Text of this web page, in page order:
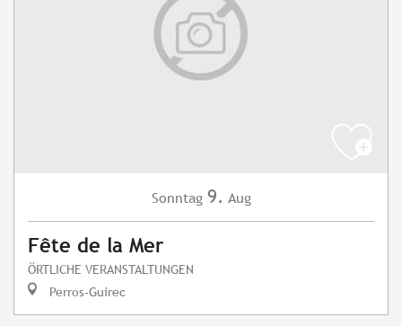
Sonntag 9. Aug
Fête de la Mer
ÖRTLICHE VERANSTALTUNGEN
Perros-Guirec